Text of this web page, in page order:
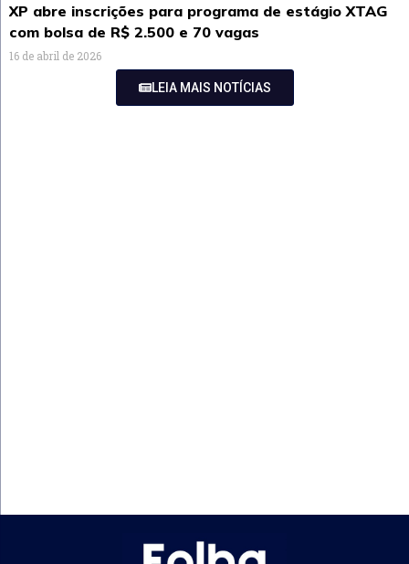
XP abre inscrições para programa de estágio XTAG
com bolsa de R$ 2.500 e 70 vagas
16 de abril de 2026
LEIA MAIS NOTÍCIAS